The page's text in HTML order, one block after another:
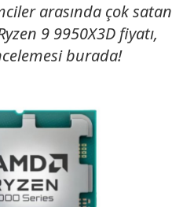
arasında çok satan
9 9950X3D fiyatı,
burada!